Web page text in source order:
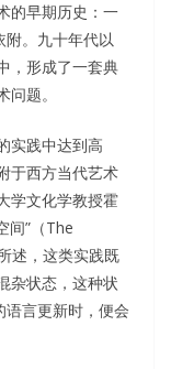
的早期历史：一
附。九十年代以
，形成了一套典
题。
实践中达到高
于西方当代艺术
学文化学教授霍
间”（The
述，这类实践既
杂状态，这种状
语言更新时，便会